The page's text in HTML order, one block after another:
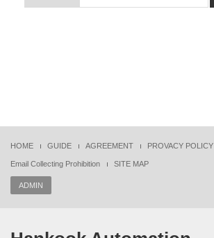
HOME GUIDE AGREEMENT PROVACY POLICY
Email Collecting Prohibition SITE MAP
ADMIN